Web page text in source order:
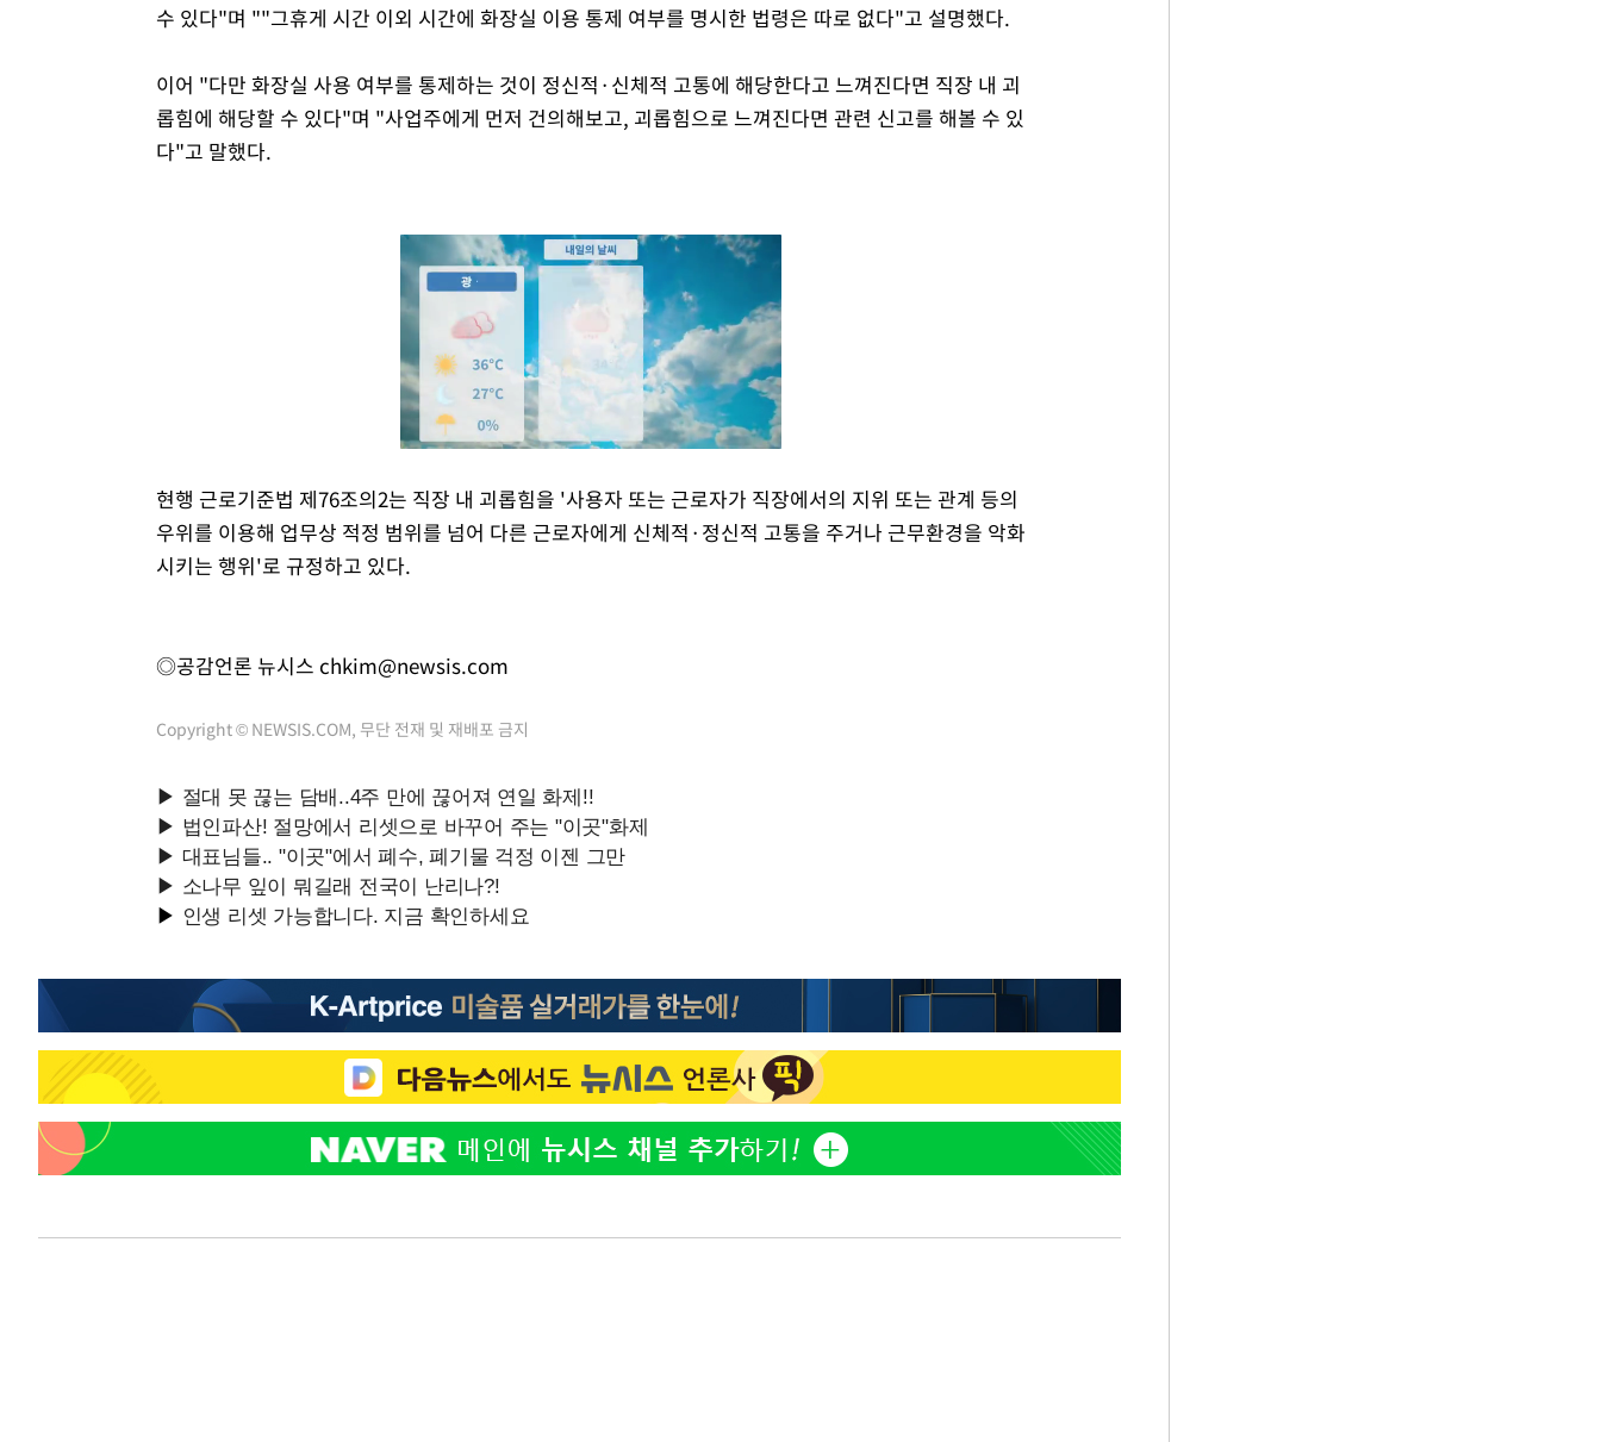
수 있다"며 ""그휴게 시간 이외 시간에 화장실 이용 통제 여부를 명시한 법령은 따로 없다"고 설명했다.
이어 "다만 화장실 사용 여부를 통제하는 것이 정신적·신체적 고통에 해당한다고 느껴진다면 직장 내 괴
롭힘에 해당할 수 있다"며 "사업주에게 먼저 건의해보고, 괴롭힘으로 느껴진다면 관련 신고를 해볼 수 있
다"고 말했다.
Mute
현행 근로기준법 제76조의2는 직장 내 괴롭힘을 '사용자 또는 근로자가 직장에서의 지위 또는 관계 등의
우위를 이용해 업무상 적정 범위를 넘어 다른 근로자에게 신체적·정신적 고통을 주거나 근무환경을 악화
시키는 행위'로 규정하고 있다.
◎공감언론 뉴시스 chkim@newsis.com
Copyright © NEWSIS.COM, 무단 전재 및 재배포 금지